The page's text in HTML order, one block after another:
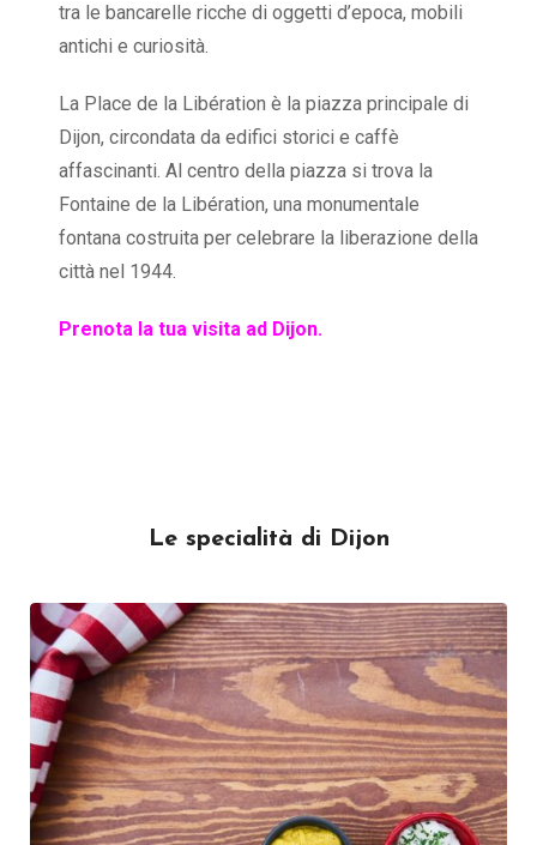
tra le bancarelle ricche di oggetti d’epoca, mobili
antichi e curiosità.
La Place de la Libération è la piazza principale di
Dijon, circondata da edifici storici e caffè
affascinanti. Al centro della piazza si trova la
Fontaine de la Libération, una monumentale
fontana costruita per celebrare la liberazione della
città nel 1944.
Prenota la tua visita ad Dijon.
Le specialità di Dijon